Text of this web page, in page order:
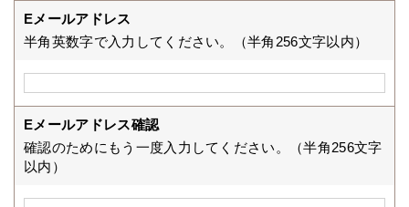
Eメールアドレス
半角英数字で入力してください。（半角256文字以内）
Eメールアドレス確認
確認のためにもう一度入力してください。（半角256文字
以内）